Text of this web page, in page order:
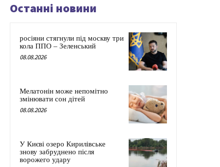
Останні новини
росіяни стягнули під москву три
кола ППО – Зеленський
08.08.2026
Мелатонін може непомітно
змінювати сон дітей
08.08.2026
У Києві озеро Кирилівське
знову забруднено після
ворожего удару